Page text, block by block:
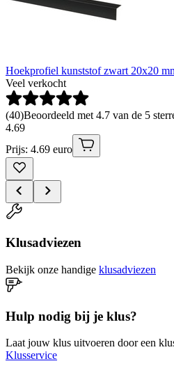
Hoekprofiel kunststof zwart 20x20
Veel verkocht
(40)Beoordeeld met 4.7 van de 5
4.69
Prijs: 4.69 euro
Klusadviezen
Bekijk onze handige klusadviezen
Hulp nodig bij je klus?
Laat jouw klus uitvoeren door een
Klusservice